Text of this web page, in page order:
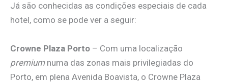
Já são conhecidas as condições especiais de cada
hotel, como se pode ver a seguir:
Crowne Plaza Porto – Com uma localização
premiumnuma das zonas mais privilegiadas do
Porto, em plena Avenida Boavista, o Crowne Plaza